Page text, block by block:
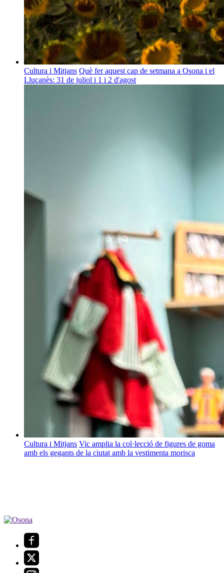
Cultura i Mitjans Què fer aquest cap de setmana a Osona i el
Lluçanès: 31 de juliol i 1 i 2 d'agost
Cultura i Mitjans Vic amplia la col·lecció de figures de goma
amb els gegants de la ciutat amb la vestimenta morisca